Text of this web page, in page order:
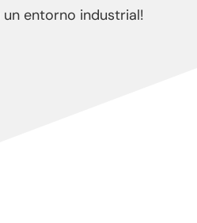
un entorno industrial!